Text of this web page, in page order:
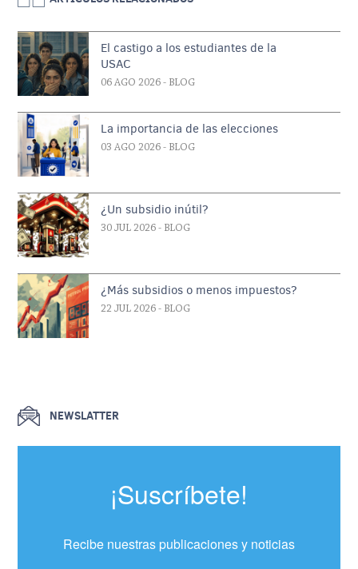
El castigo a los estudiantes de la
USAC
06 AGO 2026 - BLOG
La importancia de las elecciones
03 AGO 2026 - BLOG
¿Un subsidio inútil?
30 JUL 2026 - BLOG
¿Más subsidios o menos impuestos?
22 JUL 2026 - BLOG
NEWSLATTER
¡Suscríbete!
Recibe nuestras publicaciones y noticias